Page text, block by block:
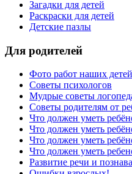
Загадки для детей
Раскраски для детей
Детские пазлы
Для родителей
Фото работ наших детей
Советы психологов
Мудрые советы
Советы родителям от
Что должен уметь
Что должен уметь
Что должен уметь
Что должен уметь
Развитие речи и